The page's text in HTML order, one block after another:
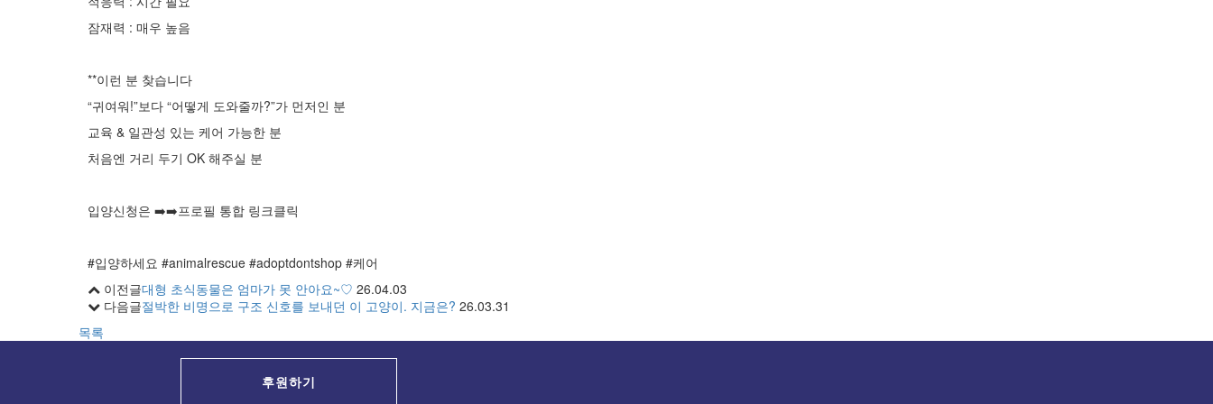
잠재력 : 매우 높음
**이런 분 찾습니다
“귀여워!”보다 “어떻게 도와줄까?”가 먼저인 분
교육 & 일관성 있는 케어 가능한 분
처음엔 거리 두기 OK 해주실 분
입양신청은 ➡️➡️프로필 통합 링크클릭
#입양하세요 #animalrescue #adoptdontshop #케어
이전글대형 초식동물은 엄마가 못 안아요~♡ 26.04.03
다음글절박한 비명으로 구조 신호를 보내던 이 고양이. 지금은? 26.03.31
목록
후원하기